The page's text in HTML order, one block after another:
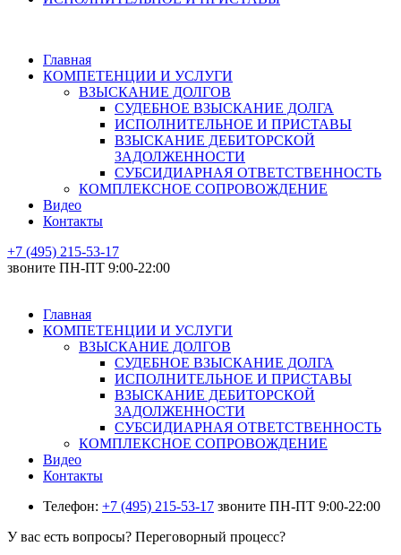
Главная
КОМПЕТЕНЦИИ И УСЛУГИ
ВЗЫСКАНИЕ ДОЛГОВ
СУДЕБНОЕ ВЗЫСКАНИЕ ДОЛГА
ИСПОЛНИТЕЛЬНОЕ И ПРИСТАВЫ
ВЗЫСКАНИЕ ДЕБИТОРСКОЙ
ЗАДОЛЖЕННОСТИ
СУБСИДИАРНАЯ ОТВЕТСТВЕННОСТЬ
КОМПЛЕКСНОЕ СОПРОВОЖДЕНИЕ
Видео
Контакты
+7 (495) 215-53-17
звоните ПН-ПТ 9:00-22:00
Главная
КОМПЕТЕНЦИИ И УСЛУГИ
ВЗЫСКАНИЕ ДОЛГОВ
СУДЕБНОЕ ВЗЫСКАНИЕ ДОЛГА
ИСПОЛНИТЕЛЬНОЕ И ПРИСТАВЫ
ВЗЫСКАНИЕ ДЕБИТОРСКОЙ
ЗАДОЛЖЕННОСТИ
СУБСИДИАРНАЯ ОТВЕТСТВЕННОСТЬ
КОМПЛЕКСНОЕ СОПРОВОЖДЕНИЕ
Видео
Контакты
Телефон: +7 (495) 215-53-17 звоните ПН-ПТ 9:00-22:00
У вас есть вопросы? Переговорный процесс?